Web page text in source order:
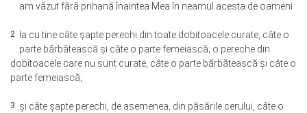
am văzut fără prihană înaintea Mea în neamul acesta de oameni.
2
Ia cu tine câte şapte perechi din toate dobitoacele curate, câte o
parte bărbătească şi câte o parte femeiască; o pereche din
dobitoacele care nu sunt curate, câte o parte bărbătească şi câte o
parte femeiască;
3 şi câte şapte perechi, de asemenea, din păsările cerului, câte o